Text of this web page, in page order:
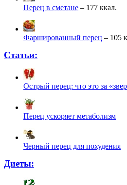
Перец в сметане – 177 ккал.
Фаршированный перец – 105
Статьи:
Острый перец: что это за
Перец ускоряет метаболизм
Черный перец для похудения
Диеты: